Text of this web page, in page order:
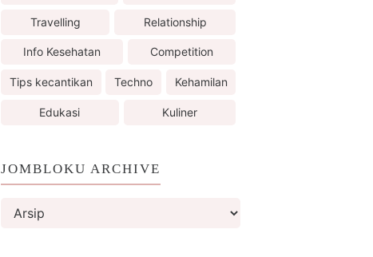
Travelling Relationship
Info Kesehatan Competition
Tips kecantikan Techno Kehamilan
Edukasi Kuliner
JOMBLOKU ARCHIVE